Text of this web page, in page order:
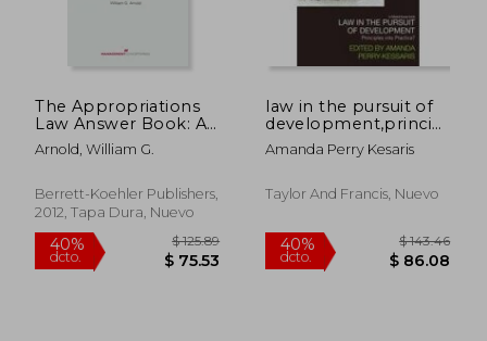
The Appropriations
Law Answer Book: A
Q&A Guide to Fiscal
Law (en Inglés)
Arnold, William G.
Berrett-Koehler Publishers,
2012, Tapa Dura, Nuevo
law in the pursuit of
development,principles
into practice?
Amanda Perry Kesaris
Taylor And Francis, Nuevo